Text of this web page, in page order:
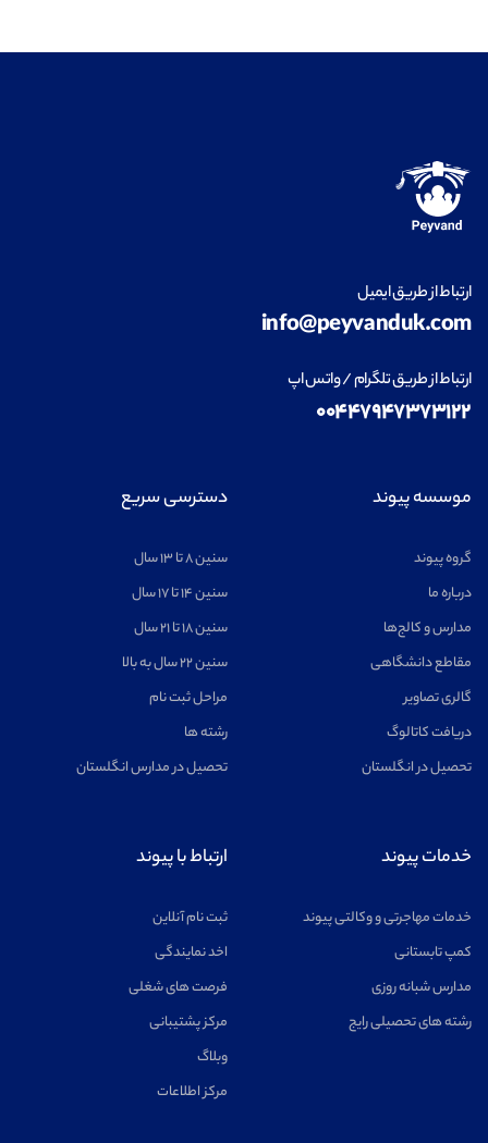
ارتباط از طریق ایمیل
info@peyvanduk.com
ارتباط از طریق تلگرام / واتس اپ
۰۰۴۴۷۹۴۷۳۷۳۱۲۲
موسسه پیوند
گروه پیوند
درباره ما
مدارس و کالج‌ها
مقاطع دانشگاهی
گالری تصاویر
دریافت کاتالوگ
تحصیل در انگلستان
دسترسی سریع
سنین ۸ تا ۱۳ سال
سنین ۱۴ تا ۱۷ سال
سنین ۱۸ تا ۲۱ سال
سنین ۲۲ سال به بالا
مراحل ثبت نام
رشته ها
تحصیل در مدارس انگلستان
خدمات پیوند
خدمات مهاجرتی و وکالتی پیوند
کمپ تابستانی
مدارس شبانه روزی
رشته های تحصیلی رایج
ارتباط با پیوند
ثبت نام آنلاین
اخد نمایندگی
فرصت های شغلی
مرکز پشتیبانی
وبلاگ
مرکز اطلاعات